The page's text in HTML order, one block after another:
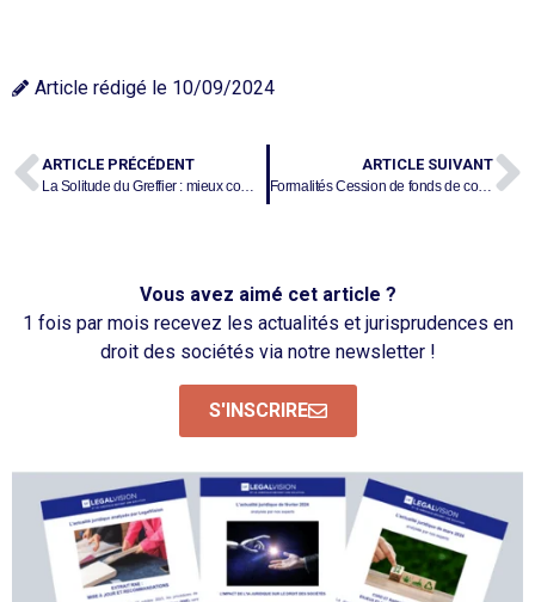
Article rédigé le 10/09/2024
ARTICLE PRÉCÉDENT
La Solitude du Greffier : mieux comprendre sa position afin d’optimiser la gestion de vos formalités
ARTICLE SUIVANT
Formalités Cession de fonds de commerce : le guide !
Vous avez aimé cet article ?
1 fois par mois recevez les actualités et jurisprudences en
droit des sociétés via notre newsletter !
S'INSCRIRE